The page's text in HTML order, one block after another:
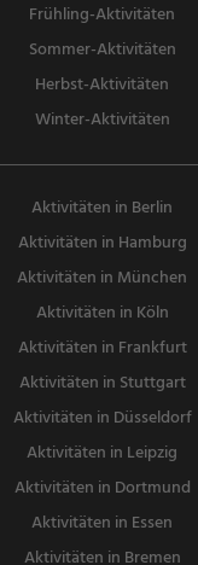
Frühling-Aktivitäten
Sommer-Aktivitäten
Herbst-Aktivitäten
Winter-Aktivitäten
Aktivitäten in Berlin
Aktivitäten in Hamburg
Aktivitäten in München
Aktivitäten in Köln
Aktivitäten in Frankfurt
Aktivitäten in Stuttgart
Aktivitäten in Düsseldorf
Aktivitäten in Leipzig
Aktivitäten in Dortmund
Aktivitäten in Essen
Aktivitäten in Bremen